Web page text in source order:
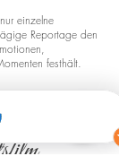
einzelne
Reportage den
festhält.
für euren